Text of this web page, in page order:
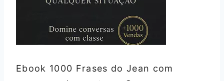
Ebook 1000 Frases do Jean com